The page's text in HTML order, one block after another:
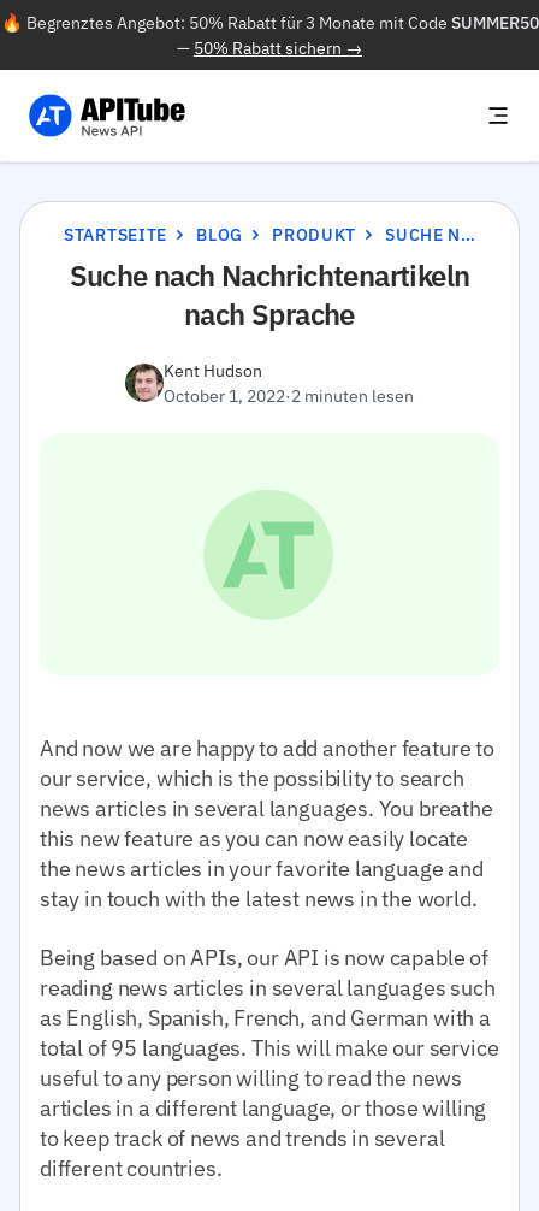
🔥 Begrenztes Angebot: 50% Rabatt für 3 Monate mit Code SUMMER50
— 50% Rabatt sichern →
STARTSEITE BLOG PRODUKT SUCHE NACH NACHRICHTENARTIKELN NACH SPRACHE
Suche nach Nachrichtenartikeln
nach Sprache
Kent Hudson
October 1, 2022·2 minuten lesen
And now we are happy to add another feature to
our service, which is the possibility to search
news articles in several languages. You breathe
this new feature as you can now easily locate
the news articles in your favorite language and
stay in touch with the latest news in the world.
Being based on APIs, our API is now capable of
reading news articles in several languages such
as English, Spanish, French, and German with a
total of 95 languages. This will make our service
useful to any person willing to read the news
articles in a different language, or those willing
to keep track of news and trends in several
different countries.